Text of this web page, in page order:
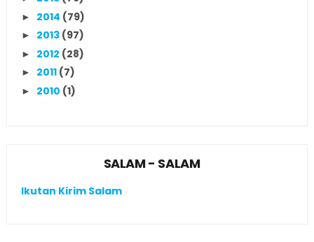
► 2014 (79)
► 2013 (97)
► 2012 (28)
► 2011 (7)
► 2010 (1)
SALAM - SALAM
Ikutan Kirim Salam